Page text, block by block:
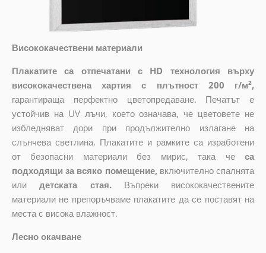
Висококачествени материали
Плакатите са отпечатани с HD технология върху
висококачествена хартия с плътност 200 г/м²,
гарантираща перфектно цветопредаване. Печатът е
устойчив на UV лъчи, което означава, че цветовете не
избледняват дори при продължително излагане на
слънчева светлина. Плакатите и рамките са изработени
от безопасни материали без мирис, така че
са
подходящи за всяко помещение, включително спалнята
или
детската стая.
Въпреки висококачествените
материали не препоръчваме плакатите да се поставят на
места с висока влажност.
Лесно окачване